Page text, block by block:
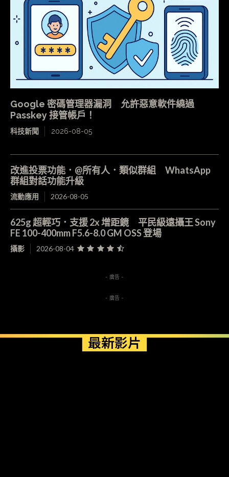
Google 密碼管理器漏洞 允許惡意軟件繞過
Passkey 接管帳戶！
科技新聞 2026-08-05
改進投票功能．@所有人．類似群組 WhatsApp
群組對話功能升級
流動應用 2026-08-05
625g 超輕巧．支援 2x 增距鏡 平民級遠攝王 Sony
FE 100-400mm F5.6-8.0 GM OSS 登場
攝影 2026-08-04
- 廣告 -
- 廣告 -
最新影片